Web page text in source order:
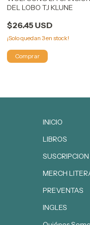
DEL LOBO TJ KLUNE
$26.45 USD
¡Solo quedan 3en stock!
INICIO
LIBROS
SUSCRIPCION
MERCH
PREVENTAS
INGLES